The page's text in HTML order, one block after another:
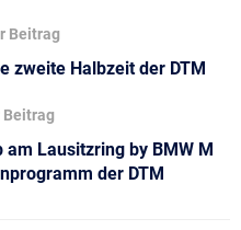
Beitrag
zweite Halbzeit der DTM
Beitrag
am Lausitzring by BMW M
der DTM